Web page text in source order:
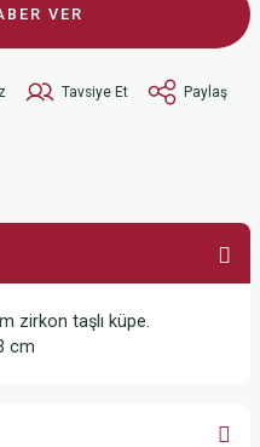
VER
Tavsiye Et Paylaş
zirkon taşlı küpe.
cm